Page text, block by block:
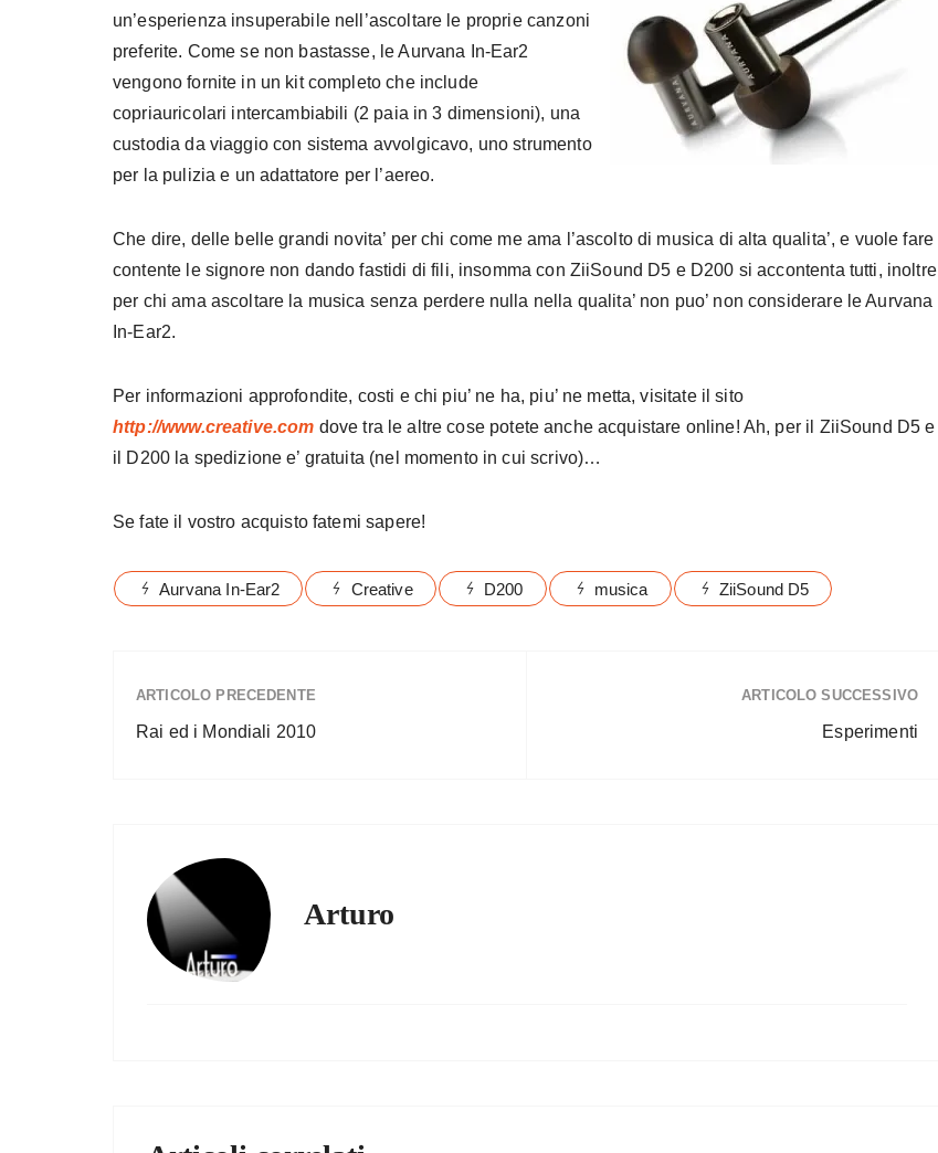
un’esperienza insuperabile nell’ascoltare le proprie canzoni
preferite. Come se non bastasse, le Aurvana In-Ear2
vengono fornite in un kit completo che include
copriauricolari intercambiabili (2 paia in 3 dimensioni), una
custodia da viaggio con sistema avvolgicavo, uno strumento
per la pulizia e un adattatore per l’aereo.
Che dire, delle belle grandi novita’ per chi come me ama l’ascolto di musica di alta qualita’, e vuole fare
contente le signore non dando fastidi di fili, insomma con ZiiSound D5 e D200 si accontenta tutti, inoltre
per chi ama ascoltare la musica senza perdere nulla nella qualita’ non puo’ non considerare le Aurvana
In-Ear2.
Per informazioni approfondite, costi e chi piu’ ne ha, piu’ ne metta, visitate il sito
http://www.creative.com dove tra le altre cose potete anche acquistare online! Ah, per il ZiiSound D5 e
il D200 la spedizione e’ gratuita (nel momento in cui scrivo)…
Se fate il vostro acquisto fatemi sapere!
Aurvana In-Ear2 Creative D200 musica ZiiSound D5
ARTICOLO PRECEDENTE
Rai ed i Mondiali 2010
ARTICOLO SUCCESSIVO
Esperimenti
Arturo